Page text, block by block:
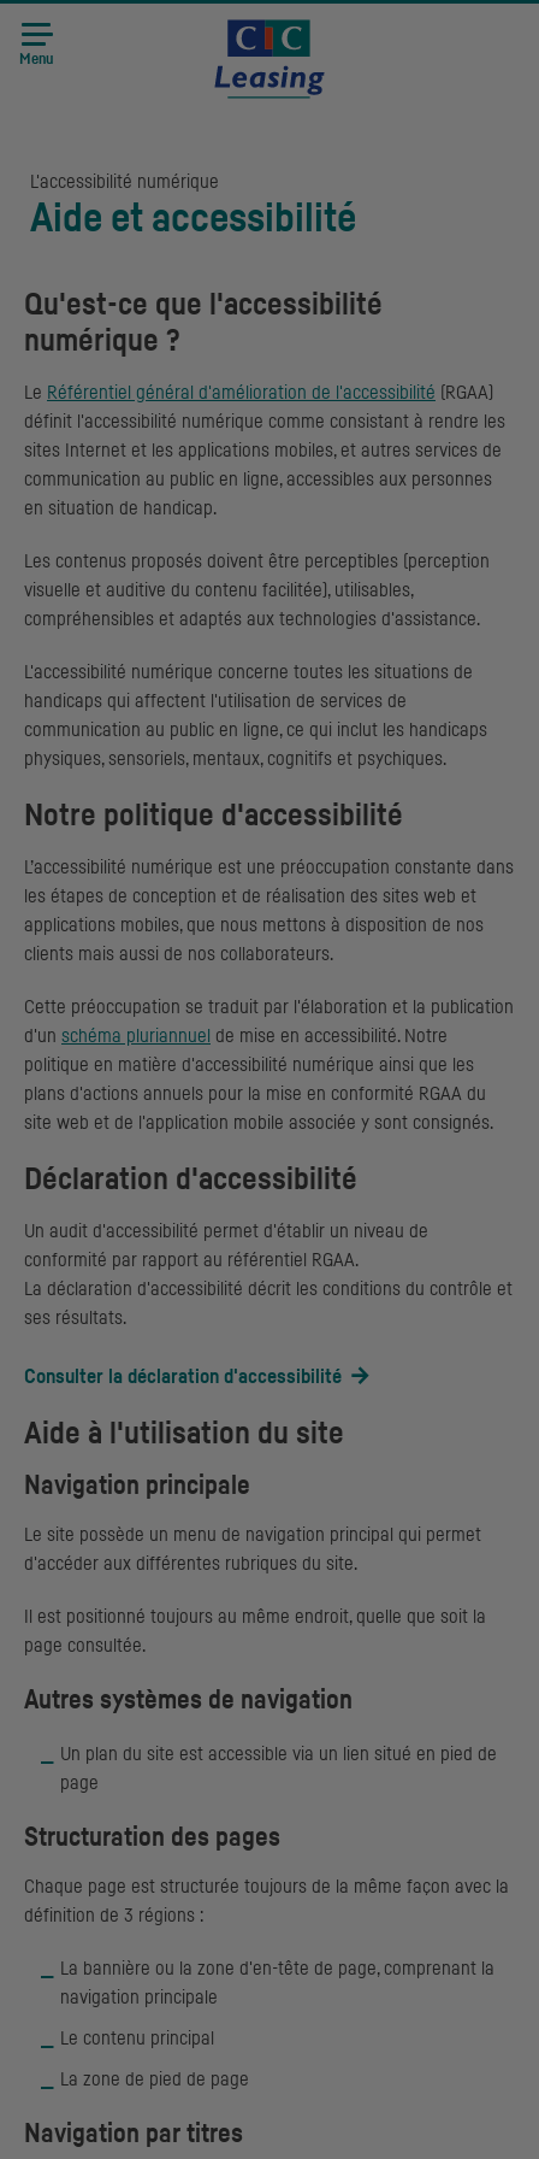
Menu
L'accessibilité numérique
Aide et accessibilité
Qu'est-ce que l'accessibilité
numérique ?
Le Référentiel général d'amélioration de l'accessibilité RGAA
définit l'accessibilité numérique comme consistant à rendre les
sites Internet et les applications mobiles, et autres services de
communication au public en ligne, accessibles aux personnes
en situation de handicap.
Les contenus proposés doivent être perceptibles (perception
visuelle et auditive du contenu facilitée), utilisables,
compréhensibles et adaptés aux technologies d'assistance.
L'accessibilité numérique concerne toutes les situations de
handicaps qui affectent l'utilisation de services de
communication au public en ligne, ce qui inclut les handicaps
physiques, sensoriels, mentaux, cognitifs et psychiques.
Notre politique d'accessibilité
L’accessibilité numérique est une préoccupation constante dans
les étapes de conception et de réalisation des sites web et
applications mobiles, que nous mettons à disposition de nos
clients mais aussi de nos collaborateurs.
Cette préoccupation se traduit par l'élaboration et la publication
d'un schéma pluriannuel de mise en accessibilité. Notre
politique en matière d'accessibilité numérique ainsi que les
plans d'actions annuels pour la mise en conformité RGAA du
site web et de l'application mobile associée y sont consignés.
Déclaration d'accessibilité
Un audit d'accessibilité permet d'établir un niveau de
conformité par rapport au référentiel
RGAA.
La déclaration d'accessibilité décrit les conditions du contrôle et
ses résultats.
Consulter la déclaration d'accessibilité
Aide à l'utilisation du site
Navigation principale
Le site possède un menu de navigation principal qui permet
d'accéder aux différentes rubriques du site.
Il est positionné toujours au même endroit, quelle que soit la
page consultée.
Autres systèmes de navigation
Un plan du site est accessible via un lien situé en pied de
page
Structuration des pages
Chaque page est structurée toujours de la même façon avec la
définition de 3 régions :
La bannière ou la zone d'en-tête de page, comprenant la
navigation principale
Le contenu principal
La zone de pied de page
Navigation par titres